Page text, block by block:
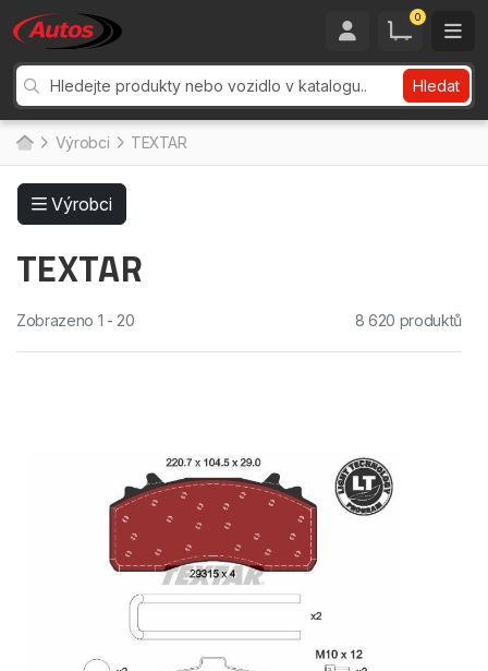
0
Hledat
Výrobci TEXTAR
Výrobci
TEXTAR
Zobrazeno 1 - 20 8 620 produktů